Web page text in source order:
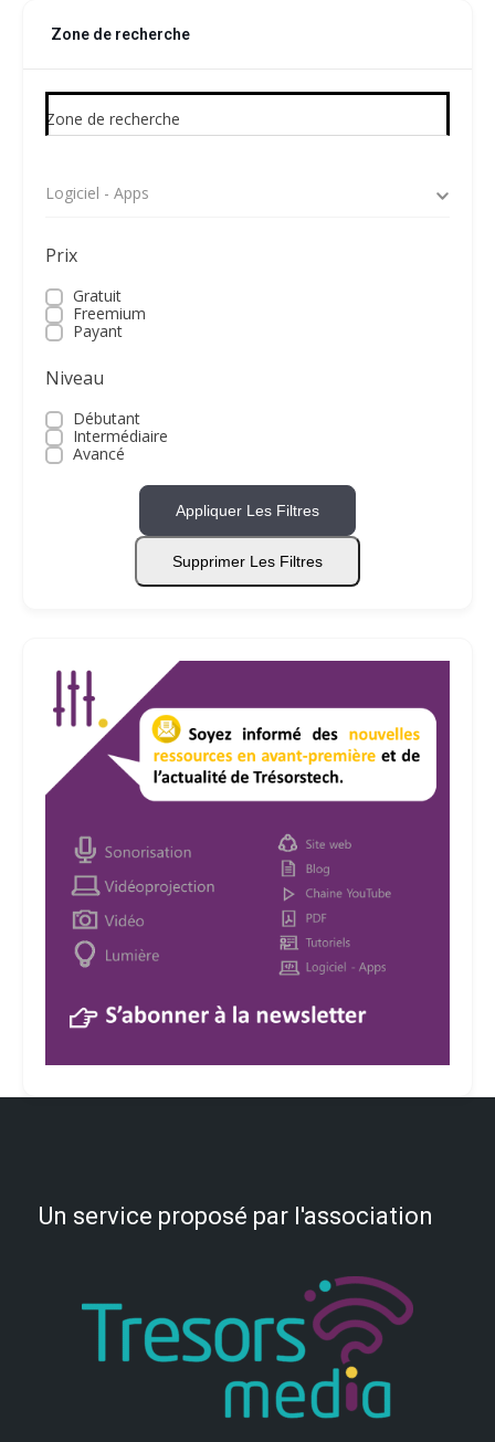
Zone de recherche
Zone de recherche
Logiciel - Apps
Prix
Gratuit
Freemium
Payant
Niveau
Débutant
Intermédiaire
Avancé
Appliquer Les Filtres
Supprimer Les Filtres
Un service proposé par l'association